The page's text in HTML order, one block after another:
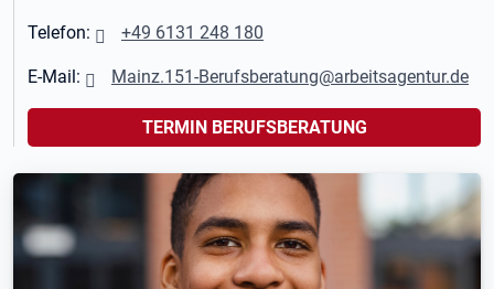
Telefon: +49 6131 248 180
E-Mail: Mainz.151-Berufsberatung@arbeitsagentur.de
TERMIN BERUFSBERATUNG